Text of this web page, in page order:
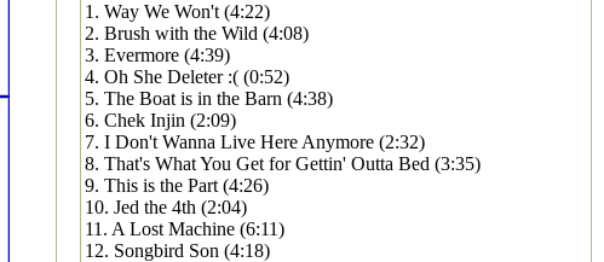
1. Way We Won't (4:22)
2. Brush with the Wild (4:08)
3. Evermore (4:39)
4. Oh She Deleter :( (0:52)
5. The Boat is in the Barn (4:38)
6. Chek Injin (2:09)
7. I Don't Wanna Live Here Anymore (2:32)
8. That's What You Get for Gettin' Outta Bed (3:35)
9. This is the Part (4:26)
10. Jed the 4th (2:04)
11. A Lost Machine (6:11)
12. Songbird Son (4:18)